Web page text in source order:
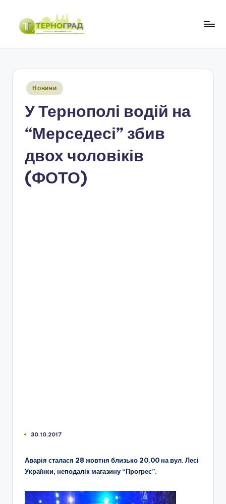
Перейти
Опубліковано
Новини
У Тернополі водій на
“Мерседесі” збив
двох чоловіків
(ФОТО)
30.10.2017
Аварія сталася 28 жовтня близько 20.00 на вул. Лесі
Українки, неподалік магазину “Прогрес”.